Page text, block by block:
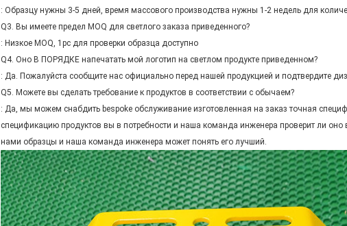
: Образцу нужны 3-5 дней, время массового производства нужны 1-2 недель для
Q3. Вы имеете предел MOQ для светлого заказа приведенного?
: Низкое MOQ, 1pc для проверки образца доступно
Q4. Оно В ПОРЯДКЕ напечатать мой логотип на светлом продукте приведенном?
: Да. Пожалуйста сообщите нас официально перед нашей продукцией и подтвердите
Q5. Можете вы сделать требование к продуктов в соответствии с обычаем?
: Да, мы можем снабдить bespoke обслуживание изготовленная на заказ точная
спецификацию продуктов вы в потребности и наша команда инженера проверит ли
нами образцы и наша команда инженера может понять его лучший.